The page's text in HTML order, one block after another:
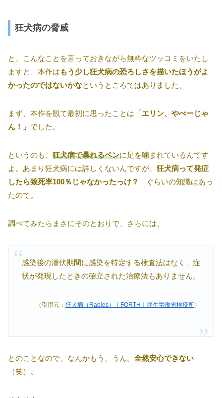
狂犬病の脅威
と、こんなことを言っておきながら無粋なツッコミをいたし
ますと、本作はもう少し狂犬病の恐ろしさを描いたほうがよ
かったのではないかなというところではありました。
まず、本作を観て最初に思ったことは 「エリン、やべーじゃ
ん！」 でした。
というのも、 狂犬病で暴れるベンに足を噛まれているんです
よ。あまり狂犬病には詳しくないんですが、 狂犬病って発症
したら致死率100％じゃなかったっけ？
ぐらいの知識はあっ
たので。
調べてみたらまさにそのとおりで、さらには、
感染後の潜伏期間に感染を特定する検査法はなく、症
状が発現したときの確立された治療法もありません。
（引用元： 狂犬病（Rabies）｜FORTH｜厚生労働省検疫所）
とのことなので、なんかもう、うん。 全然安心できない
（笑）。